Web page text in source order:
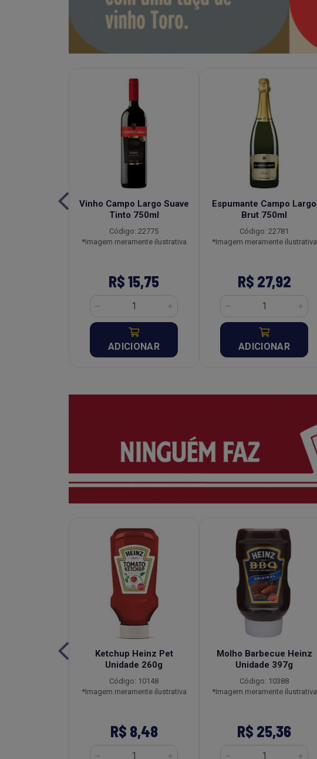
Vinho Campo Largo Suave
Tinto 750ml
Código: 22775
*Imagem meramente ilustrativa
R$ 15,75
ADICIONAR
Espumante Campo Largo
Brut 750ml
Código: 22781
*Imagem meramente ilustrativa
R$ 27,92
ADICIONAR
Ketchup Heinz Pet
Unidade 260g
Código: 10148
*Imagem meramente ilustrativa
R$ 8,48
Molho Barbecue Heinz
Unidade 397g
Código: 10388
*Imagem meramente ilustrativa
R$ 25,36